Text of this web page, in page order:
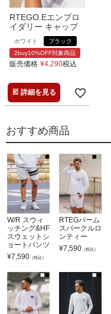
RTEGO.Eエンブロ
イダリー キャップ
ホワイト
ブラック
2buy10%OFF対象商品
販売価格 ¥4,290税込
詳細を見る
おすすめ商品
W/R スウィ
ッチング&HF
スウェットシ
ョートパンツ
¥7,590 （税込）
RTEGパーム
スパークルロ
ンティー
¥7,590 （税込）